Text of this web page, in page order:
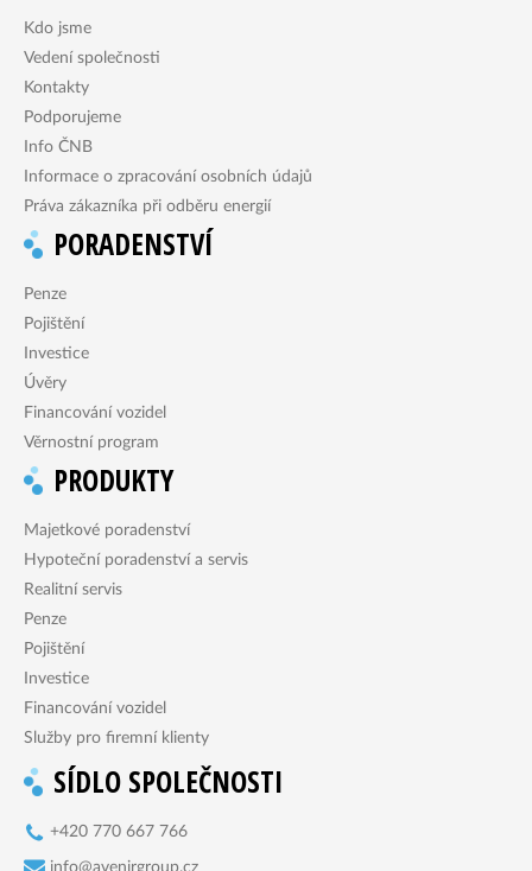
Kdo jsme
Vedení společnosti
Kontakty
Podporujeme
Info ČNB
Informace o zpracování osobních údajů
Práva zákazníka při odběru energií
PORADENSTVÍ
Penze
Pojištění
Investice
Úvěry
Financování vozidel
Věrnostní program
PRODUKTY
Majetkové poradenství
Hypoteční poradenství a servis
Realitní servis
Penze
Pojištění
Investice
Financování vozidel
Služby pro firemní klienty
SÍDLO SPOLEČNOSTI
+420 770 667 766
info@avenirgroup.cz